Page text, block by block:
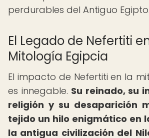
perdurables del Antiguo Egipto.
El Legado de Nefertiti
Mitología Egipcia
El impacto de Nefertiti en la
es innegable. Su reinado, su
religión y su desaparición
tejido un hilo enigmático en
la antigua civilización del